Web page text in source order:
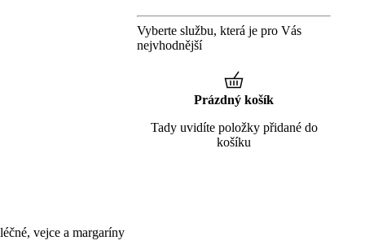
vejce a margaríny
Vyberte službu, která je pro Vás
nejvhodnější
Prázdný košík
Tady uvidíte položky přidané do
košíku